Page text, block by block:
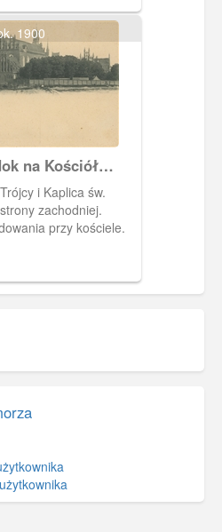
zawiera 11 kartek
przez
&Co., G.m.b.H,
albumu tekturowa,
okładce znajduje się
wydawcy i
motywy roślinne.
1900
na Kościół
i Kaplica św.
zachodniej.
przy kościele.